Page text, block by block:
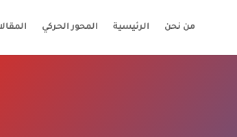
من نحن الرئيسية المحور الحركي